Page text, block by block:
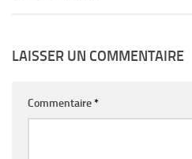
LAISSER UN COMMENTAIRE
Commentaire*